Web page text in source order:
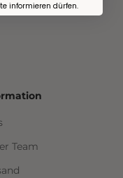
Team
informieren dürfen.